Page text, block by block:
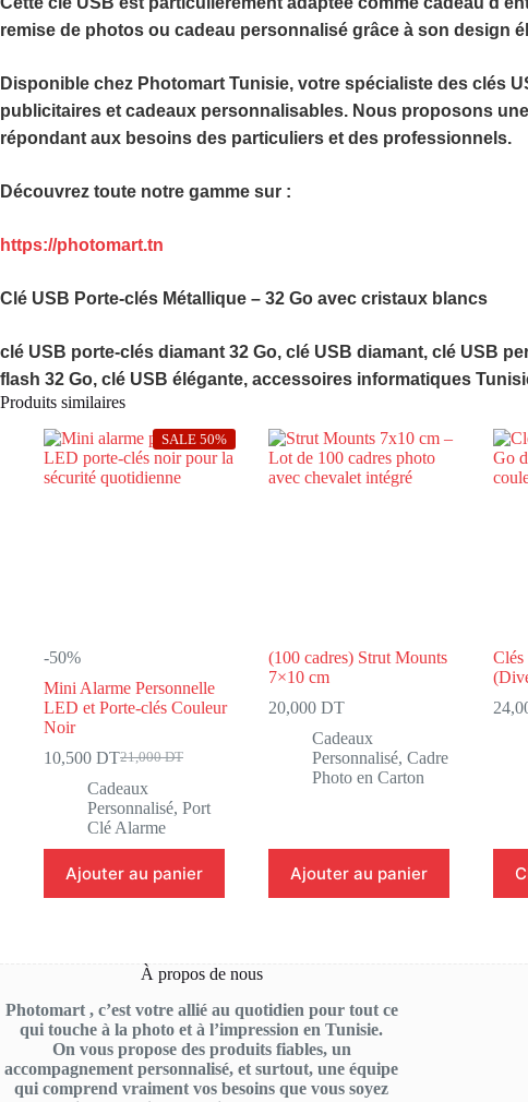
remise de photos ou cadeau personnalisé grâce à son design
Disponible chez Photomart Tunisie, votre spécialiste des clés
publicitaires et cadeaux personnalisables. Nous proposons
répondant aux besoins des particuliers et des professionnels.
Découvrez toute notre gamme sur :
https://photomart.tn
Clé USB Porte-clés Métallique – 32 Go avec cristaux blancs
clé USB porte-clés diamant 32 Go, clé USB diamant, clé USB
flash 32 Go, clé USB élégante, accessoires informatiques
Produits similaires
-50%
Mini Alarme Personnelle
LED et Porte-clés Couleur
Noir
SALE 50%
21,000DT
Le
prix
initial
était :
10,500 DTLe
prix
actuel
est :
Cadeaux
Personnalisé, Port
Clé Alarme
Ajouter au panier
(100 cadres) Strut Mounts
7×10 cm
20,000DT
Cadeaux
Personnalisé,Cadre
Photo en Carton
Ajouter au panier
a
À propos de nous
Photomart , c’est votre allié au quotidien pour tout ce
qui touche à la photo et à l’impression en Tunisie.
On vous propose des produits fiables, un
accompagnement personnalisé, et surtout, une équipe
qui comprend vraiment vos besoins que vous soyez